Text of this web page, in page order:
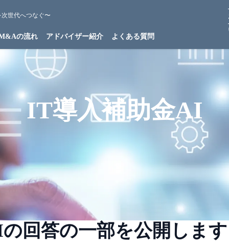
世代へつなぐ〜
の流れ アドバイザー紹介 よくある質問
IT導入補助金AI
回答の一部を公開しま